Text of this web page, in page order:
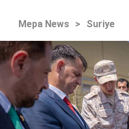
Mepa News > Suriye